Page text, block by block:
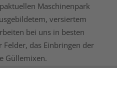
Maschinenpark
versiertem
bei uns in besten
Felder, das Einbringen der
Güllemixen.